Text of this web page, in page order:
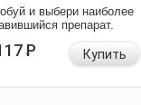
и выбери наиболее
препарат.
Р Купить